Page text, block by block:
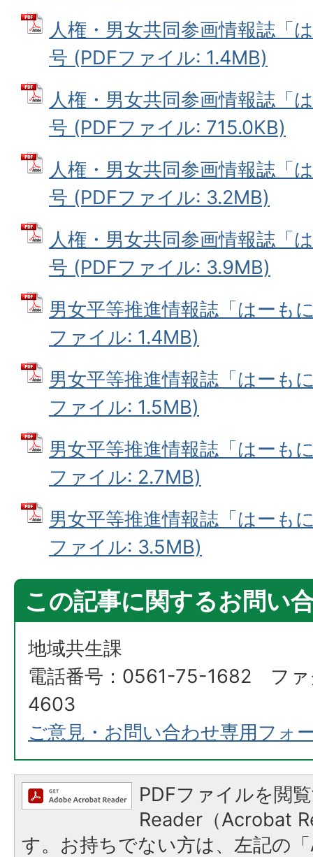
人権・男女共同参画情報誌「
号 (PDFファイル: 1.4MB)
人権・男女共同参画情報誌「
号 (PDFファイル: 715.0KB)
人権・男女共同参画情報誌「
号 (PDFファイル: 3.2MB)
人権・男女共同参画情報誌「
号 (PDFファイル: 3.9MB)
男女平等推進情報誌「はーも
ファイル: 1.4MB)
男女平等推進情報誌「はーも
ファイル: 1.5MB)
男女平等推進情報誌「はーも
ファイル: 2.7MB)
男女平等推進情報誌「はーも
ファイル: 3.5MB)
この記事に関するお問い
地域共生課
電話番号：0561-75-1682 フ
4603
ご意見・お問い合わせ専用フォ
PDFファイルを閲
Reader（Acrobat
す。お持ちでない方は、左記の